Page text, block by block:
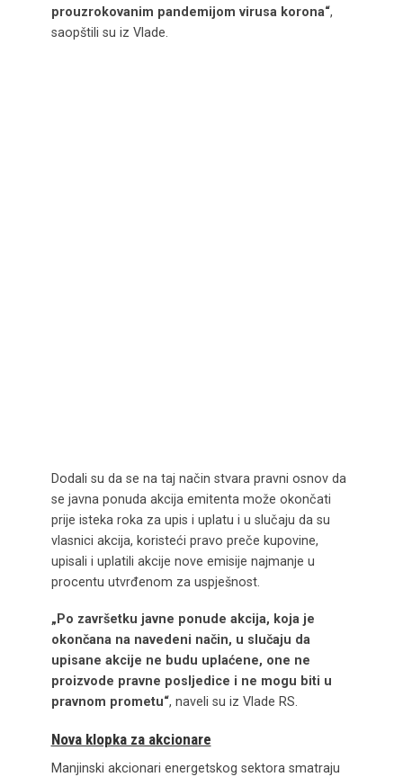
prouzrokovanim pandemijom virusa korona“,
saopštili su iz Vlade.
Dodali su da se na taj način stvara pravni osnov da
se javna ponuda akcija emitenta može okončati
prije isteka roka za upis i uplatu i u slučaju da su
vlasnici akcija, koristeći pravo preče kupovine,
upisali i uplatili akcije nove emisije najmanje u
procentu utvrđenom za uspješnost.
„Po završetku javne ponude akcija, koja je
okončana na navedeni način, u slučaju da
upisane akcije ne budu uplaćene, one ne
proizvode pravne posljedice i ne mogu biti u
pravnom prometu“, naveli su iz Vlade RS.
Nova klopka za akcionare
Manjinski akcionari energetskog sektora smatraju